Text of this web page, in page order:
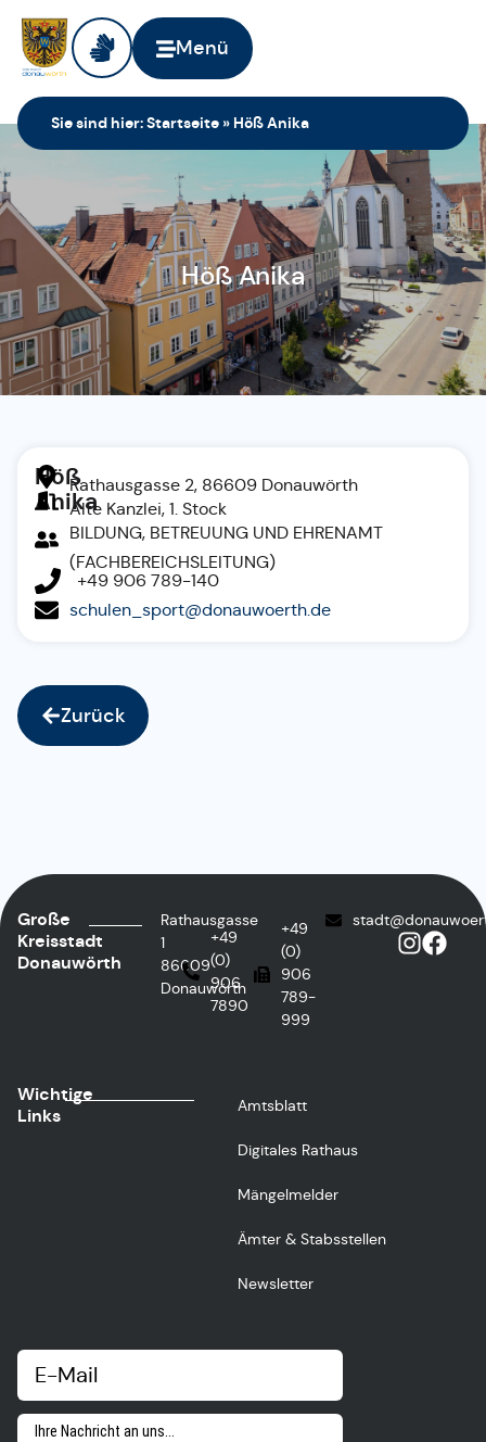
Menü
Sie sind hier:Startseite » Höß Anika
Höß Anika
Höß
Anika
Rathausgasse 2, 86609 Donauwörth
Alte Kanzlei, 1. Stock
BILDUNG, BETREUUNG UND EHRENAMT
(FACHBEREICHSLEITUNG)
+49 906 789-140
schulen_sport@donauwoerth.de
Zurück
Große
Kreisstadt
Donauwörth
Rathausgasse
1
86609
Donauwörth
+49
(0)
906
7890
+49
(0)
906
789-
999
Wichtige
Links
Amtsblatt
Digitales Rathaus
Mängelmelder
Ämter & Stabsstellen
Newsletter